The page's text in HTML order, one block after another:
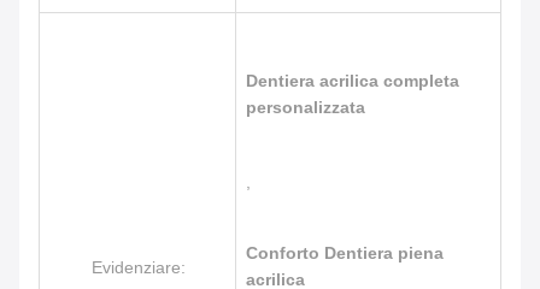
Evidenziare:
Dentiera acrilica completa
personalizzata
Conforto Dentiera piena
acrilica